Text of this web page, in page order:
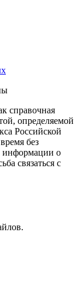
справочная
определяемой
Российской
без
информации о
связаться с